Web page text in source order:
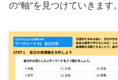
の“軸”を見つけていきます。